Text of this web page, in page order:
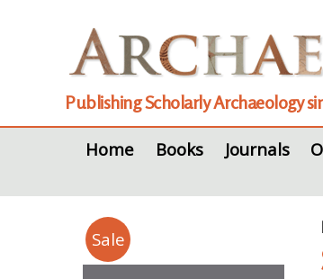
Publishing Scholarly Archaeology
Home
Books Journals
Sale